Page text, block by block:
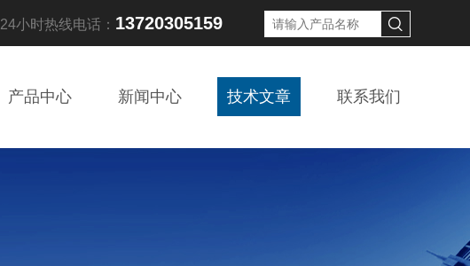
24小时热线电话： 13720305159
产品中心 新闻中心 技术文章 联系我们